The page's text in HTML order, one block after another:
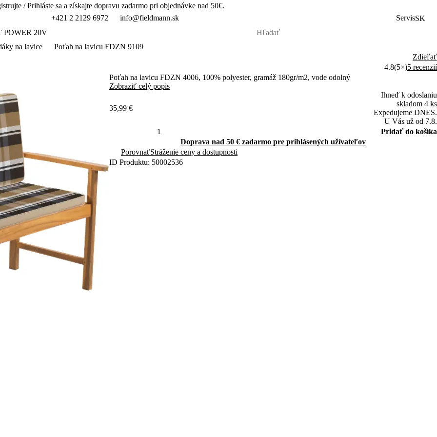
/Prihlástesa a získajte dopravu zadarmo pri objednávke nad 50€.
+421 2 2129 6972
info@fieldmann.sk ServisSK
POWER 20V
na lavice
Poťah na lavicu FDZN 9109
Zdieľať
4.8(5×)5 recenzií
Poťah na lavicu FDZN 4006, 100% polyester, gramáž 180gr/m2, vode odolný
Zobraziť celý popis
35,99 €
Ihneď k odoslaniu
skladom 4 ks
Expedujeme DNES.
U Vás už od 7.8.
Pridať do košíka
Doprava nad 50 € zadarmo pre prihlásených užívateľov
PorovnaťStráženie ceny a dostupnosti
ID Produktu: 50002536